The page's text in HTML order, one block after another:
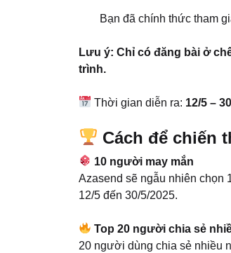
Bạn đã chính thức tham
Lưu ý: Chỉ có đăng bài ở
trình.
Thời gian diễn ra: 12/5 –
Cách để chiến
10 người may mắn
Azasend sẽ ngẫu nhiên chọn
12/5 đến 30/5/2025.
Top 20 người chia sẻ
20 người dùng chia sẻ nhiều